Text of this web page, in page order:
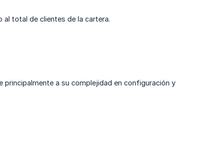
total de clientes de la cartera.
principalmente a su complejidad en configuración y